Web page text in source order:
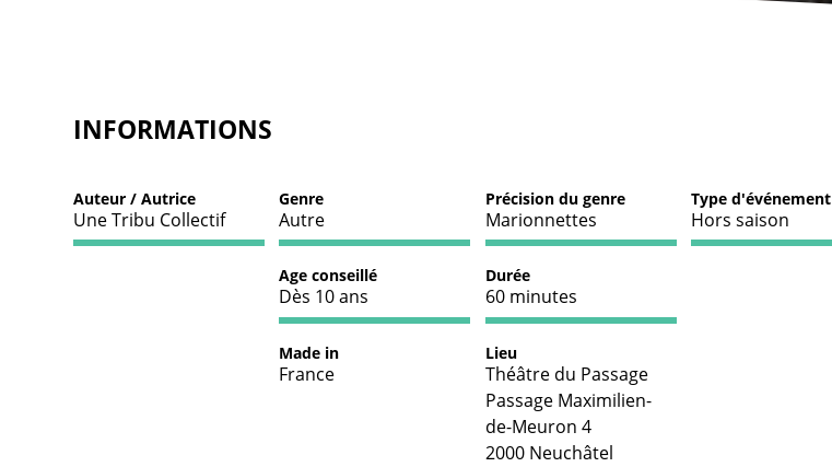
INFORMATIONS
Auteur / Autrice
Une Tribu Collectif
Genre
Autre
Précision du genre
Marionnettes
Type d'événement
Hors saison
Age conseillé
Dès 10 ans
Durée
60 minutes
Made in
France
Lieu
Théâtre du Passage
Passage Maximilien-
de-Meuron 4
2000 Neuchâtel